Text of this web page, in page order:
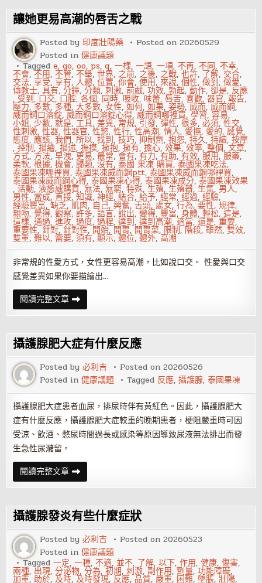
必
殺
技
讓
男
人
急
不
可
耐
讓她更易高潮的唇舌之戰
Posted by 印度壯陽藥 Posted on20260529
Posted in健康議題
Taggede,go,oo, ps,q,一樣,一語,一項,不再,不同,不幸,
不會,不用,不管,不舉,世界, 之前, 之後, 之戰,也許, 了解, 交合,
交法,享受,享有,人體,位置,你會,使用,來說,個性,做到,做愛,
傳教士,具有,分鐘,分類,刺激,前戲,功效,勃起,動作,卻是, 反應
, 受到, 口交, 口腔,各個, 同時, 吸收, 味蕾,唇舌,喜歡,器官,報告,
壓力, 多數, 多種,大多數,女性,如何,如果,姿勢,威而,威而鋼,
威而鋼口溶錠,威而鋼口溶錠心得,威而鋼哪裡買,學習,容易,
小姐,少數,就是,工具,差異, 常規, 引發,彈性,很多,必須,性交,
性刺激,性器,性器官,性慾,性行,性高潮,情人, 愛撫, 愛的,感覺,
態度,應該,我們,所以,找到,技巧,抑制劑,抱怨,持久,持續,按摩
,控制,描繪,描述,撫摸,擁抱,擁有,擔心,效果,效率,整個,文章,
方式, 方法,早洩, 更易,最常, 會有,有力,有助,有效,服用,服藥,
柔軟,根據,機會,歸類,沒有,泰國 果凍 購買,泰國果凍吃法,
泰國果凍哪裡買,泰國果凍威而鋼ptt,泰國果凍威而鋼哪裡買,
泰國果凍威而鋼心得,泰國果凍心得,泰國果凍成分,泰國果凍效果
,活動,液態威購買,無法,無窮,特殊,生殖,生殖器,生氣, 男人,
男性, 當成,直接,知識,神經,結合,給予,經常,經過,經驗,
經驗豐富,缺乏,肌肉, 自己,興奮,舌頭,處女,行為,要性,規律,
親吻, 覺得,觀察,許多,語言,說出,變得, 豐富,身體,輕松,這是,
這樣,通過,進攻,過度,過程,達到,達到高潮,適當,還是,重要,
重要性, 針對, 針對性, 開始, 開胃, 開胃菜, 限制, 階段,雖然,雙效,
雙重,難以, 需要,須有,顯示,體位,體外,高潮
非常規的性愛方式，女性更容易高潮，比如說口交。 性愛與口交
感覺差異如果你要描繪出…
閱讀完整文章讓
她
更
高
潮
的
唇
舌
之
戰
攝護腺肥大症有什麼反應
Posted by必利吉 Posted on20260526
Posted in健康議題 Tagged 反應,攝護腺,泰國果凍
攝護腺肥大症患者血尿，排尿時伴有黃紅色。因此，攝護腺肥大
症有什麼反應，攝護腺肥大症較重的晚期患者，梗阻嚴重時可因
受涼、飲酒、憋尿時間過長或感染等原因導致尿液無法排出而發
生急性尿瀦留。
閱讀完整文章攝
護
腺
大
症
有
什
麼
反
應
攝護腺發炎有些什麼症狀
Posted by必利吉 Posted on20260523
Posted in健康議題
Tagged一定,一種,不適,並不, 了解,以下,作用,健康,傷害,
兩種,出現,分泌物,分為,初期,刺激,副作用,劑量,功能障礙,
加重,助於,及時,及時發現, 反應, 品質,嚴重, 困難,墜脹,壯陽,